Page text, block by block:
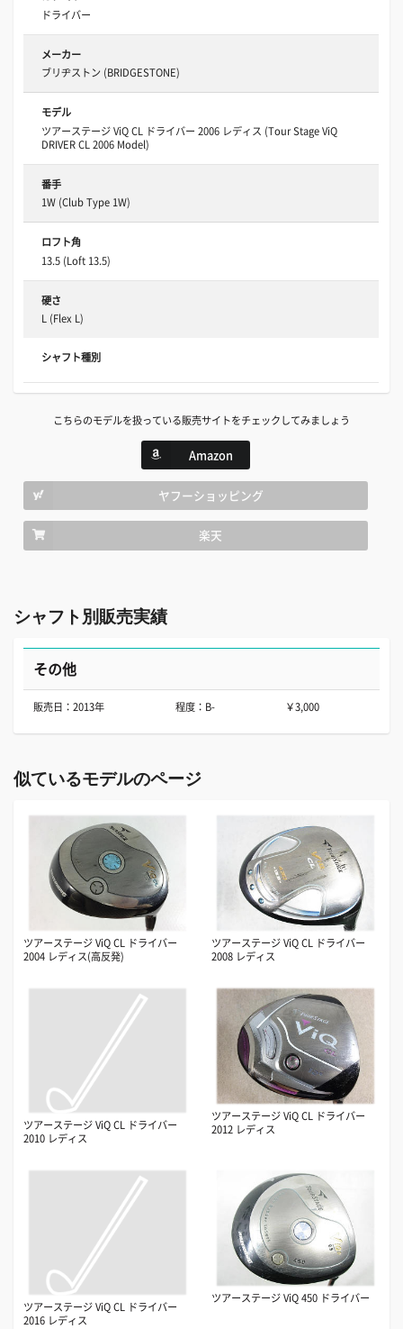
ドライバー
メーカー
ブリヂストン (BRIDGESTONE)
モデル
ツアーステージ ViQ CL ドライバー 2006 レディス (Tour Stage ViQ
DRIVER CL 2006 Model)
番手
1W (Club Type 1W)
ロフト角
13.5 (Loft 13.5)
硬さ
L (Flex L)
シャフト種別
こちらのモデルを扱っている販売サイトをチェックしてみましょう
Amazon
ヤフーショッピング
楽天
シャフト別販売実績
その他
販売日：2013年 程度：B- ￥3,000
似ているモデルのページ
ツアーステージ ViQ CL ドライバー
2004 レディス(高反発)
ツアーステージ ViQ CL ドライバー
2008 レディス
ツアーステージ ViQ CL ドライバー
2010 レディス
ツアーステージ ViQ CL ドライバー
2012 レディス
ツアーステージ ViQ CL ドライバー
2016 レディス
ツアーステージ ViQ 450 ドライバー